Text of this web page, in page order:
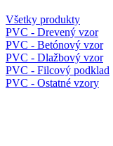
Všetky produkty
PVC - Drevený vzor
PVC - Betónový vzor
PVC - Dlažbový vzor
PVC - Filcový podklad
PVC - Ostatné vzory